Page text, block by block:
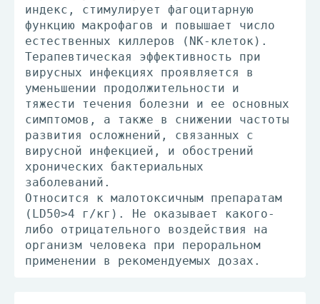
индекс, стимулирует фагоцитарную
функцию макрофагов и повышает число
естественных киллеров (NK-клеток).
Терапевтическая эффективность при
вирусных инфекциях проявляется в
уменьшении продолжительности и
тяжести течения болезни и ее основных
симптомов, а также в снижении частоты
развития осложнений, связанных с
вирусной инфекцией, и обострений
хронических бактериальных
заболеваний.
Относится к малотоксичным препаратам
(LD50>4 г/кг). Не оказывает какого-
либо отрицательного воздействия на
организм человека при пероральном
применении в рекомендуемых дозах.